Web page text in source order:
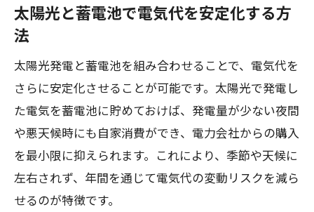
補助金受付終了前に電気代対策を始める
申請期限を逃さない電気代節約の準備方
法
電気代見直しに役立つ蓄電池導入の効果とは
電気代削減に直結する蓄電池の導入効果
太陽光と蓄電池で電気代を安定化する方
法
太陽光発電と蓄電池を組み合わせることで、電気代を
さらに安定化させることが可能です。太陽光で発電し
た電気を蓄電池に貯めておけば、発電量が少ない夜間
や悪天候時にも自家消費ができ、電力会社からの購入
を最小限に抑えられます。これにより、季節や天候に
左右されず、年間を通じて電気代の変動リスクを減ら
せるのが特徴です。